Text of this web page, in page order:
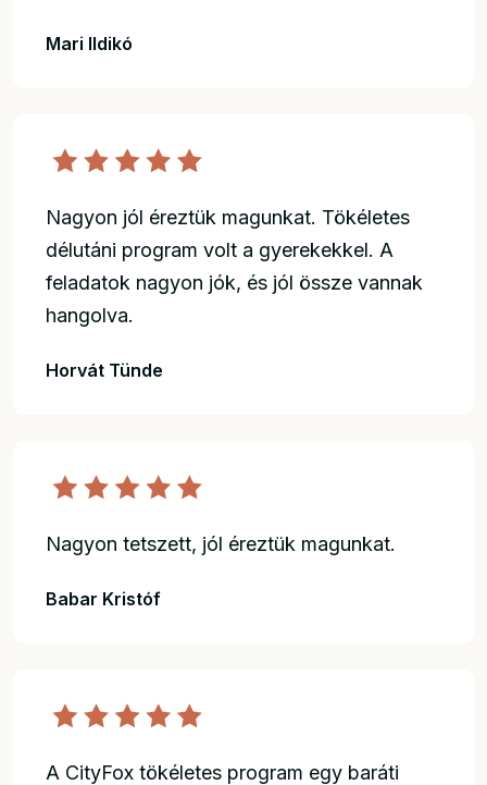
Mari Ildikó
Nagyon jól éreztük magunkat. Tökéletes
délutáni program volt a gyerekekkel. A
feladatok nagyon jók, és jól össze vannak
hangolva.
Horvát Tünde
Nagyon tetszett, jól éreztük magunkat.
Babar Kristóf
A CityFox tökéletes program egy baráti